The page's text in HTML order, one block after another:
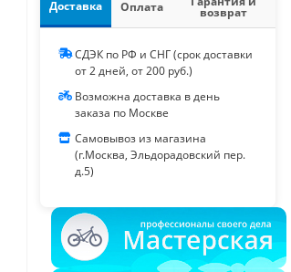
Доставка Оплата возврат
СДЭК по РФ и СНГ (срок доставки
от 2 дней, от 200 руб.)
Возможна доставка в день
заказа по Москве
Самовывоз из магазина
(г.Москва, Эльдорадовский пер.
д.5)